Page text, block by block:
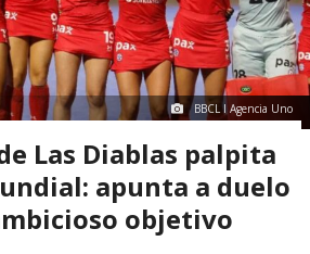
BBCL I Agencia Uno
Las Diablas palpita
apunta a duelo
objetivo